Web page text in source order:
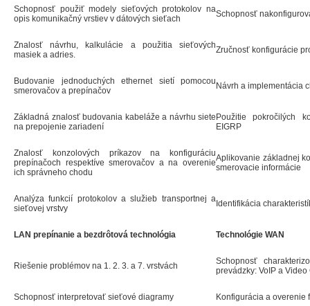
Schopnosť použiť modely sieťových protokolov na
opis komunikačný vrstiev v dátových sieťach
Schopnosť
Znalosť návrhu, kalkulácie a použitia sieťových
masiek a adries.
Zručnosť konfigurácie
Budovanie jednoduchých ethernet sietí pomocou
smerovačov a prepínačov
Návrh a implementácia
Základná znalosť budovania kabeláže a návrhu siete
na prepojenie zariadení
Použitie pokročilých
EIGRP
Znalosť konzolových príkazov na konfiguráciu
prepínačoch respektíve smerovačov a na overenie
ich správneho chodu
Aplikovanie základnej
smerovacie informácie
Analýza funkcií protokolov a služieb transportnej a
sieťovej vrstvy
Identifikácia
LAN prepínanie a bezdrôtová technológia Technológie WAN
Riešenie problémov na 1. 2. 3. a 7. vrstvách
Schopnosť
prevádzky: VoIP a Video
Schopnosť interpretovať sieťové diagramy Konfigurácia a overenie